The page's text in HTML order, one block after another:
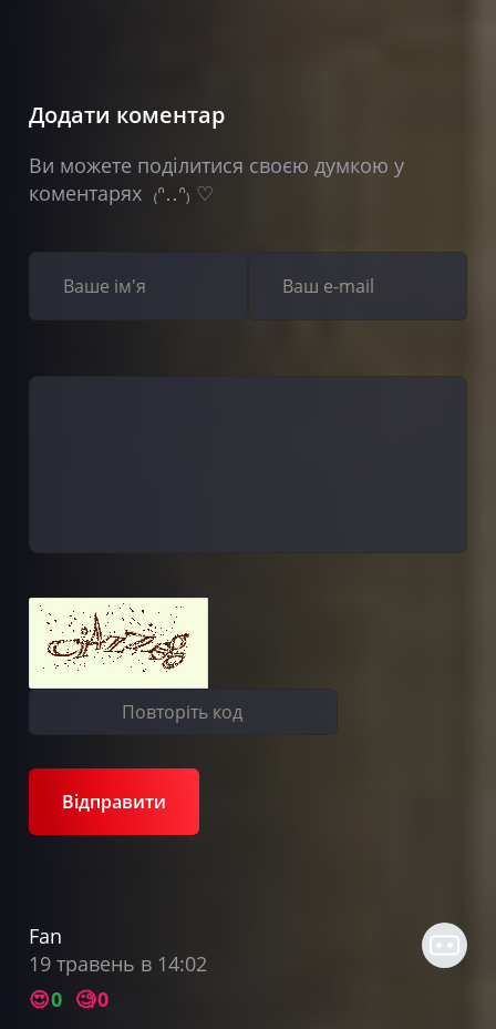
Додати коментар
Ви можете поділитися своєю думкою у
коментарях ₍ᐢ‥ᐢ₎ ♡
Відправити
Fan
19 травень в 14:02
😍0 🧐0